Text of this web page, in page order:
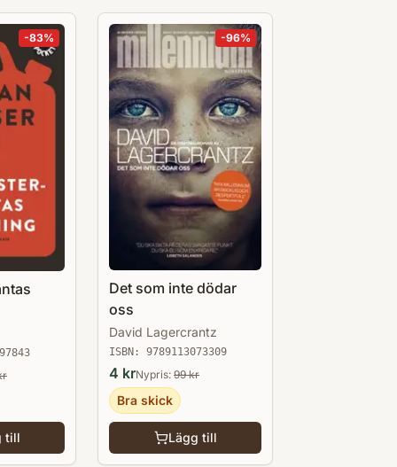
-83%
till
-96%
Det som inte dödar
oss
David Lagercrantz
ISBN: 9789113073309
4 krNypris: 99kr
Bra skick
Lägg till